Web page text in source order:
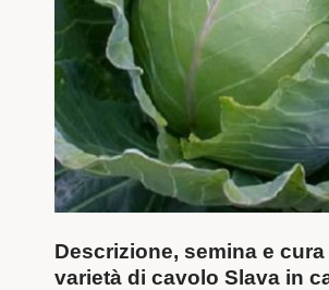
Descrizione, semina e
varietà di cavolo Slava in